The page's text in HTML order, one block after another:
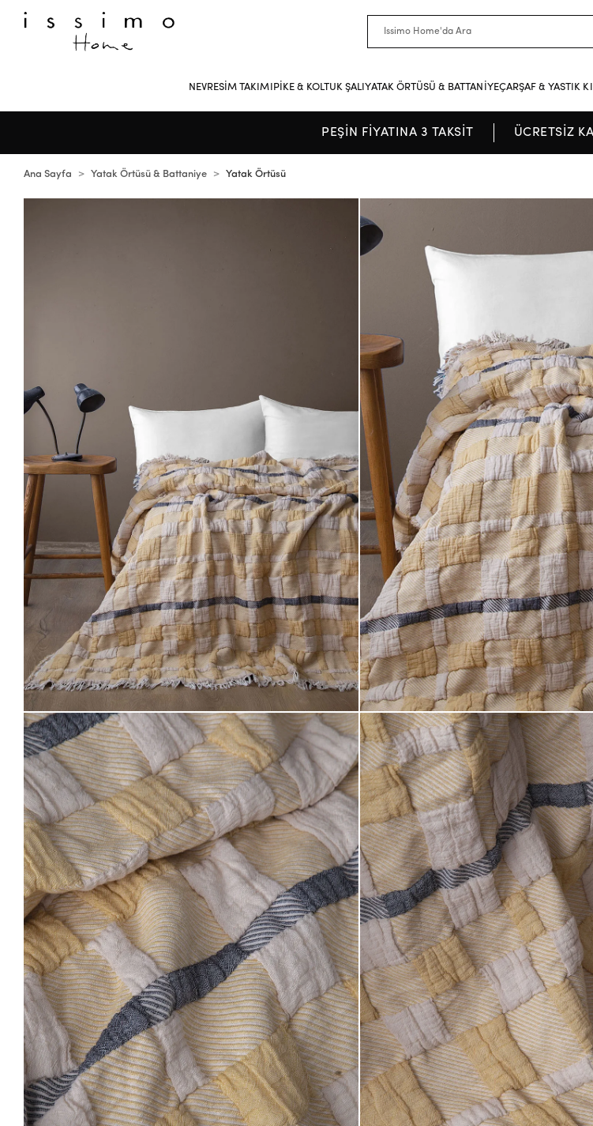
NEVRESİM TAKIMI PİKE & KOLTUK ŞALIYATAK ÖRTÜSÜ & BATTANİYEÇARŞAF & YASTIK
PEŞİN FİYATINA 3 TAKSİT ÜCRETSİZ
Ana Sayfa Yatak Örtüsü & Battaniye Yatak Örtüsü